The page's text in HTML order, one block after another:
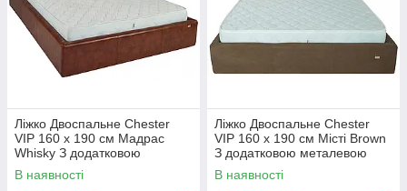
Ліжко Двоспальне Chester
VIP 160 х 190 см Мадрас
Whisky З додатковою
металевою цільнозварною
рамою Коричневий
В наявності
Ліжко Двоспальне Chester
VIP 160 х 190 см Місті Brown
З додатковою металевою
цільнозварною рамою
Коричневий
В наявності